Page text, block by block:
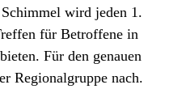
wird jeden 1.
für Betroffene in
Für den genauen
Regionalgruppe nach.